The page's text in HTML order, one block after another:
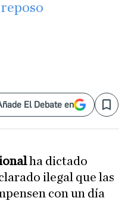
El Debate en Save
ha dictado
ilegal que las
con un día